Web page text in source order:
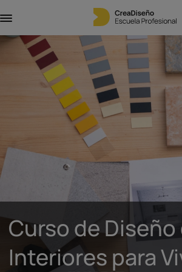
Curso de Diseño
Interiores para